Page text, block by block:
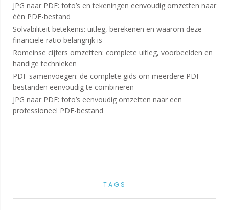
JPG naar PDF: foto’s en tekeningen eenvoudig omzetten naar
één PDF-bestand
Solvabiliteit betekenis: uitleg, berekenen en waarom deze
financiële ratio belangrijk is
Romeinse cijfers omzetten: complete uitleg, voorbeelden en
handige technieken
PDF samenvoegen: de complete gids om meerdere PDF-
bestanden eenvoudig te combineren
JPG naar PDF: foto’s eenvoudig omzetten naar een
professioneel PDF-bestand
TAGS